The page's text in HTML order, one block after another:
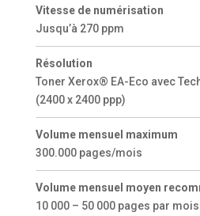
Vitesse de numérisation
Jusqu’à 270 ppm
Résolution
Toner Xerox® EA-Eco avec
(2400 x 2400 ppp)
Volume mensuel maximum
300.000 pages/mois
Volume mensuel moyen
10 000 – 50 000 pages par mois